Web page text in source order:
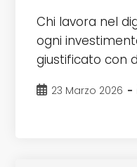
Chi lavora nel
ogni
giustificato con
Articolo
23 Marzo 2026